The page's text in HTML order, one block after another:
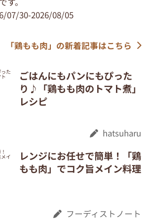
07/30-2026/08/05
「鶏もも肉」の新着記事はこちら
ごはんにもパンにもぴった
り♪「鶏もも肉のトマト煮」
レシピ
hatsuharu
レンジにお任せで簡単！「鶏
もも肉」でコク旨メイン料理
フーディストノート